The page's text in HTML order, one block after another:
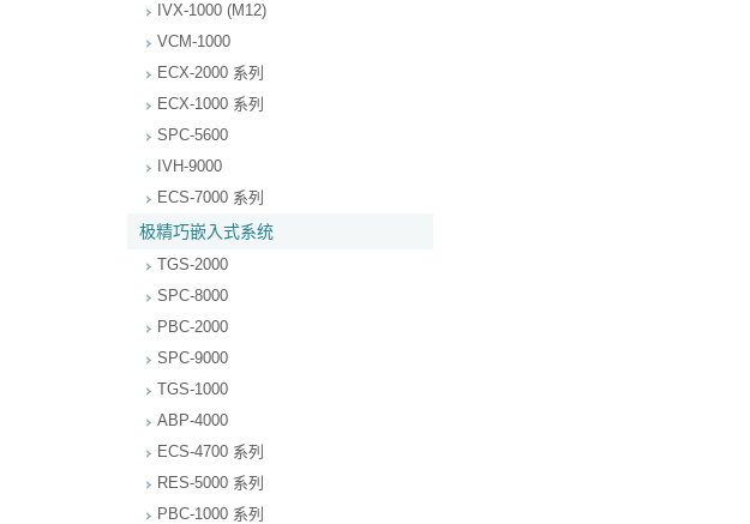
IVX-1000 (M12)
VCM-1000
ECX-2000 系列
ECX-1000 系列
SPC-5600
IVH-9000
ECS-7000 系列
极精巧嵌入式系统
TGS-2000
SPC-8000
PBC-2000
SPC-9000
TGS-1000
ABP-4000
ECS-4700 系列
RES-5000 系列
PBC-1000 系列